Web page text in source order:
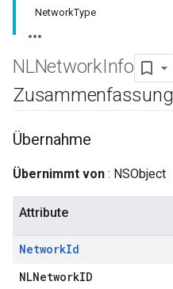
NetworkType
NLNetworkInfo
Zusammenfassung
Übernahme
Übernimmt von : NSObject
Attribute
NetworkId
NLNetworkID